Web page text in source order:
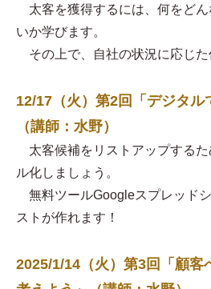
太客を獲得するには、何をどん
いか学びます。
その上で、自社の状況に応じた
12/17（火）第2回「デジタル
（講師：水野）
太客候補をリストアップするた
ル化しましょう。
無料ツールGoogleスプレッド
ストが作れます！
2025/1/14（火）第3回「顧客